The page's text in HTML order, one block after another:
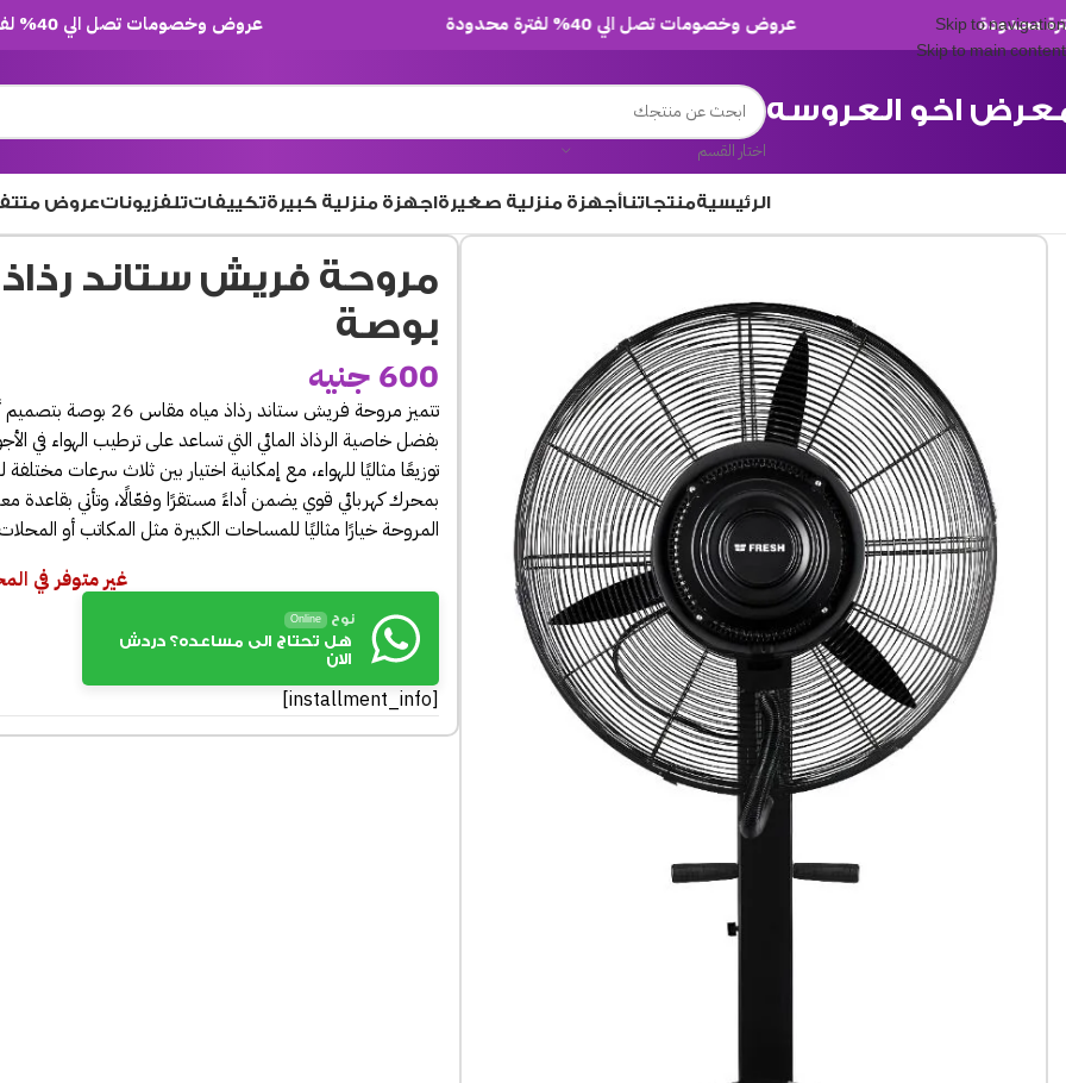
Skip to navigation
Skip to main content
عروض وخصومات تصل الي 40% لفترة محدودة عروض وخصومات تصل الي 40% لفترة محدودة
اخو العروسه
اختار القسم
الرئيسيةمنتجاتناأجهزة منزلية صغيرةاجهزة منزلية كبيرةتكييفاتتلفزيوناتعروض
بوصة
600جنيه
تتميز مروحة فريش ستاند
بفضل خاصية الرذاذ المائي التي تساعد على ترطيب الهواء في
توزيعًا مثاليًا للهواء، مع إمكانية اختيار بين ثلاث سرعات
بمحرك كهربائي قوي يضمن أداءً مستقرًا وفعّالًا، وتأتي بقاعدة
المروحة خيارًا مثاليًا للمساحات الكبيرة مثل المكاتب أو
غير متوفر في
نوح Online
هل تحتاج الى مساعده؟ دردش
الان
[installment_info]